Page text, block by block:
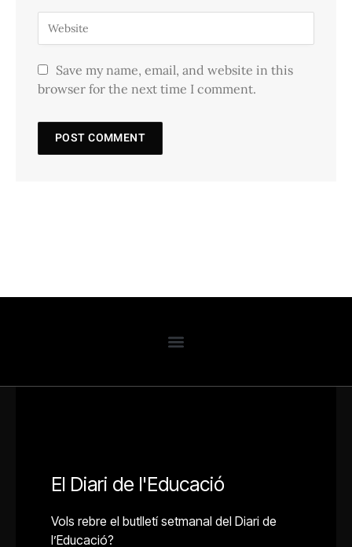
Save my name, email, and website in this
browser for the next time I comment.